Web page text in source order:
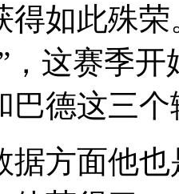
得如此殊
，这赛季
巴德这三
据方面他